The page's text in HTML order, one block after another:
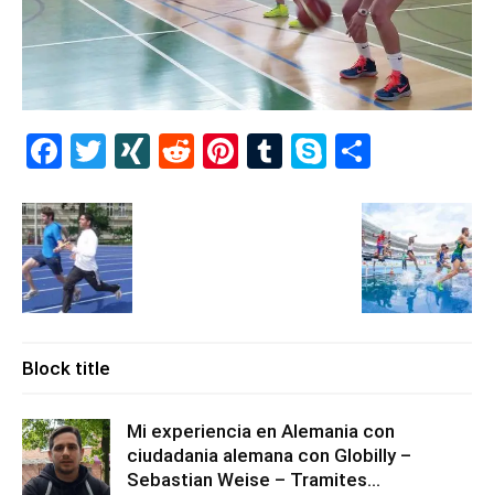
Facebook
Twitter
XINGReddit
Pinterest
Tumblr
Skype
Block title
Mi experiencia en Alemania con
ciudadania alemana con Globilly –
Sebastian Weise – Tramites...